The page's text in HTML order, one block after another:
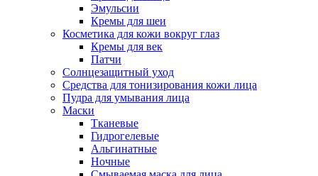
Эмульсии
Кремы для шеи
Косметика для кожи вокруг глаз
Кремы для век
Патчи
Солнцезащитный уход
Средства для тонизирования кожи лица
Пудра для умывания лица
Маски
Тканевые
Гидрогелевые
Альгинатные
Ночные